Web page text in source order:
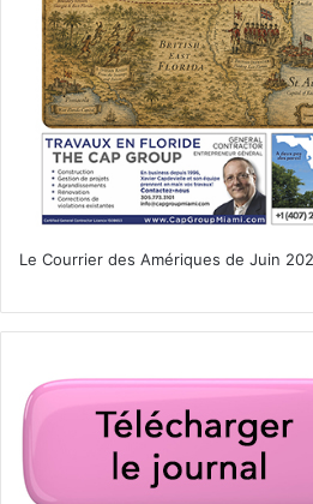
Le Courrier des Amériques de Juin